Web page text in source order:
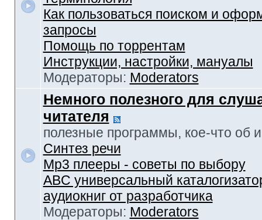
Как пользоваться поиском и
запросы
Помощь по торрентам
Инструкции, настройки, мануалы
Модераторы: Moderators
Немного полезного для
читателя
полезные программы, кое-что об
Синтез речи
Mp3 плееры - советы по выбору
ABC универсальный
аудиокниг от разработчика
Модераторы: Moderators